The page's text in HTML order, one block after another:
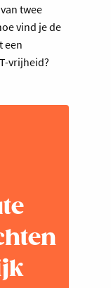
twee
vind je de
een
vrijheid?